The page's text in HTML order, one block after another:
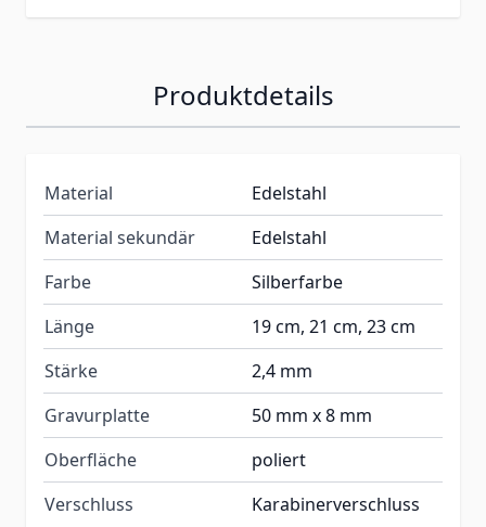
Produktdetails
Material
Edelstahl
Material sekundär
Edelstahl
Farbe
Silberfarbe
Länge
19 cm, 21 cm, 23 cm
Stärke
2,4 mm
Gravurplatte
50 mm x 8 mm
Oberfläche
poliert
Verschluss
Karabinerverschluss